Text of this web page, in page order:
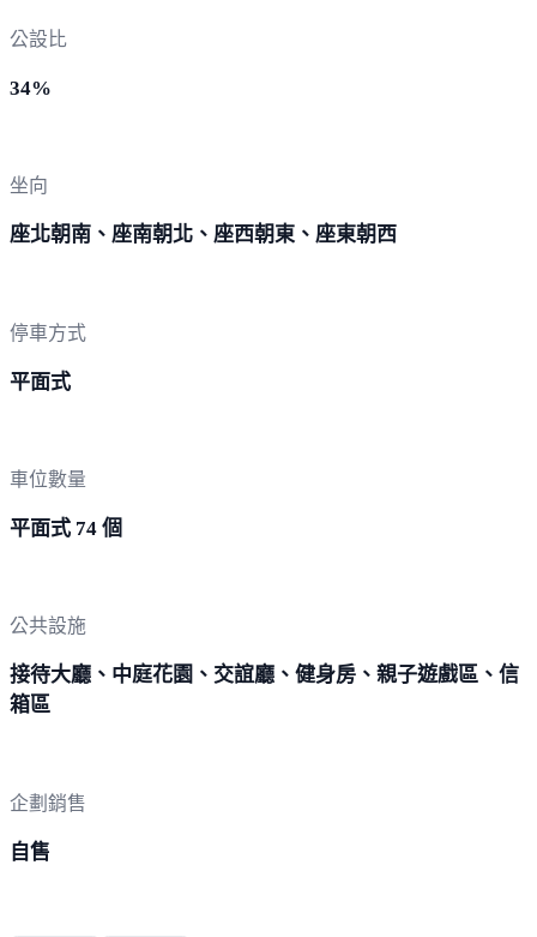
公設比
34%
坐向
座北朝南、座南朝北、座西朝東、座東朝西
停車方式
平面式
車位數量
平面式 74 個
公共設施
接待大廳、中庭花園、交誼廳、健身房、親子遊戲區、信
箱區
企劃銷售
自售